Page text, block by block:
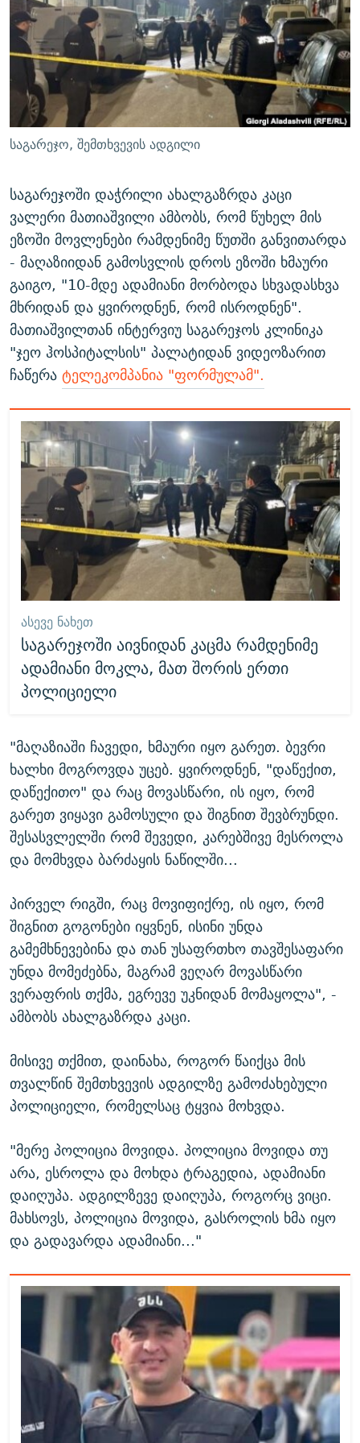
ᲛᲝᲚᲐᲞᲐᲠᲐᲙᲔ ᲢᲔᲥᲡᲢᲔᲑᲘ
ᲨᲘᲜ - ᲣᲪᲮᲝᲔᲗᲨᲘ
ᲚᲘᲢᲔᲠᲐᲢᲣᲠᲣᲚᲘ ᲬᲐᲮᲜᲐᲒᲔᲑᲘ
ᲐᲛᲔᲠᲘᲙᲣᲚᲘ ᲛᲝᲗᲮᲠᲝᲑᲐ
ᲘᲛᲞᲔᲠᲘᲐ ᲓᲐ ᲠᲐᲓᲘᲝ
ᲩᲔᲛᲘ ᲡᲘᲙᲕᲓᲘᲚᲘᲡ ᲛᲘᲖᲔᲖᲘᲐ COVID-19
11 ᲬᲔᲚᲘ - 11 ᲐᲛᲑᲐᲕᲘ
ᲡᲐᲞᲐᲠᲚᲐᲛᲔᲜᲢᲝ ᲐᲠᲩᲔᲕᲜᲔᲑᲘᲡ ᲘᲡᲢᲝᲠᲘᲐ
ᲑᲐᲕᲨᲕᲔᲑᲘ ᲞᲠᲝᲡᲢᲘᲢᲣᲪᲘᲐᲨᲘ - ᲐᲛᲝᲣᲗᲥᲛᲔᲚᲘ ᲐᲛᲑᲐᲕᲘ
5 ᲐᲛᲑᲐᲕᲘ - 20 ᲘᲕᲜᲘᲡᲡ ᲓᲐᲨᲐᲕᲔᲑᲣᲚᲔᲑᲘ
ПРИВЕТ ᲙᲣᲚᲢᲣᲠᲐ
ᲒᲐᲛᲝᲘᲬᲔᲠᲔ
რთე/რთ-ის ყველა საიტი
საგარეჯო, შემთხვევის ადგილი
საგარეჯოში დაჭრილი ახალგაზრდა კაცი
ვალერი მათიაშვილი ამბობს, რომ წუხელ მის
ეზოში მოვლენები რამდენიმე წუთში განვითარდა
- მაღაზიიდან გამოსვლის დროს ეზოში ხმაური
გაიგო, "10-მდე ადამიანი მორბოდა სხვადასხვა
მხრიდან და ყვიროდნენ, რომ ისროდნენ".
მათიაშვილთან ინტერვიუ საგარეჯოს კლინიკა
"ჯეო ჰოსპიტალსის" პალატიდან ვიდეოზარით
ჩაწერატელეკომპანია "ფორმულამ".
ᲐᲡᲔᲕᲔ ᲜᲐᲮᲔᲗ
საგარეჯოში აივნიდან კაცმა რამდენიმე
ადამიანი მოკლა, მათ შორის ერთი
პოლიციელი
"მაღაზიაში ჩავედი, ხმაური იყო გარეთ. ბევრი
ხალხი მოგროვდა უცებ. ყვიროდნენ, "დაწექით,
დაწექითო" და რაც მოვასწარი, ის იყო, რომ
გარეთ ვიყავი გამოსული და შიგნით შევბრუნდი.
შესასვლელში რომ შევედი, კარებშივე მესროლა
და მომხვდა ბარძაყის ნაწილში...
პირველ რიგში, რაც მოვიფიქრე, ის იყო, რომ
შიგნით გოგონები იყვნენ, ისინი უნდა
გამემხნევებინა და თან უსაფრთხო თავშესაფარი
უნდა მომეძებნა, მაგრამ ვეღარ მოვასწარი
ვერაფრის თქმა, ეგრევე უკნიდან მომაყოლა", -
ამბობს ახალგაზრდა კაცი.
მისივე თქმით, დაინახა, როგორ წაიქცა მის
თვალწინ შემთხვევის ადგილზე გამოძახებული
პოლიციელი, რომელსაც ტყვია მოხვდა.
"მერე პოლიცია მოვიდა. პოლიცია მოვიდა თუ
არა, ესროლა და მოხდა ტრაგედია, ადამიანი
დაიღუპა. ადგილზევე დაიღუპა, როგორც ვიცი.
მახსოვს, პოლიცია მოვიდა, გასროლის ხმა იყო
და გადავარდა ადამიანი..."